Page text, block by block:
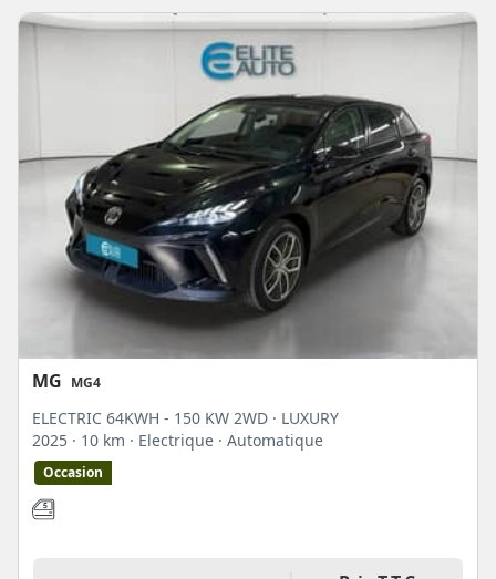
MG MG4
ELECTRIC 64KWH - 150 KW 2WD · LUXURY
2025 · 10 km · Electrique · Automatique
Occasion